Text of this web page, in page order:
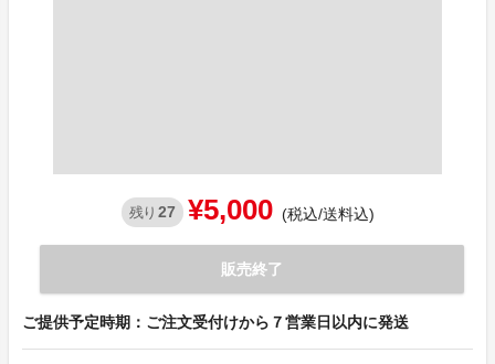
残り 27 ¥5,000 (税込/送料込)
販売終了
ご提供予定時期：ご注文受付けから７営業日以内に発送